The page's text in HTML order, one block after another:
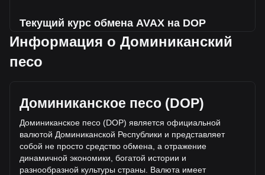
Текущий курс обмена AVAX на DOP
На этой неделе наблюдается падение Avalanche к
Доминиканский песо
составляет 431,771,970AVAX на основе оборотного
предложения Avalanche RD$161,675,707,738.72 DOP.
Объем торгов упал на Avalanche% (RD$3,591,435,251.81
DOP) за последние 24 часа, а объем торгов +29.66
составил RD$12,109,907,447.85 было продано за тот же
период.
Информация о Доминиканский
песо
Доминиканское песо (DOP)
Доминиканское песо (DOP) является официальной
валютой Доминиканской Республики и представляет
собой не просто средство обмена, а отражение
динамичной экономики, богатой истории и
разнообразной культуры страны. Валюта имеет